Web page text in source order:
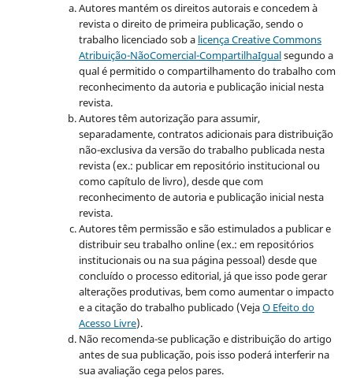
Autores mantém os direitos autorais e concedem à
revista o direito de primeira publicação, sendo o
trabalho licenciado sob a licença Creative Commons
Atribuição-NãoComercial-CompartilhaIgualsegundo a
qual é permitido o compartilhamento do trabalho com
reconhecimento da autoria e publicação inicial nesta
revista.
Autores têm autorização para assumir,
separadamente, contratos adicionais para distribuição
não-exclusiva da versão do trabalho publicada nesta
revista (ex.: publicar em repositório institucional ou
como capítulo de livro), desde que com
reconhecimento de autoria e publicação inicial nesta
revista.
Autores têm permissão e são estimulados a publicar e
distribuir seu trabalho online (ex.: em repositórios
institucionais ou na sua página pessoal) desde que
concluído o processo editorial, já que isso pode gerar
alterações produtivas, bem como aumentar o impacto
e a citação do trabalho publicado (VejaO Efeito do
Acesso Livre).
Não recomenda-se publicação e distribuição do artigo
antes de sua publicação, pois isso poderá interferir na
sua avaliação cega pelos pares.